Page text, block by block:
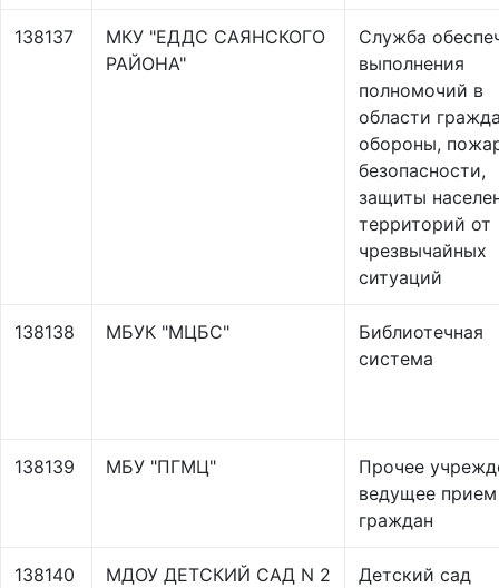
138137
МКУ "ЕДДС САЯНСКОГО
РАЙОНА"
Служба
выполнения
полномочий в
области
обороны,
безопасности,
защиты
территорий от
чрезвычайных
ситуаций
138138 МБУК "МЦБС"
Библиотечная
система
138139 МБУ "ПГМЦ"
Прочее
ведущее прием
граждан
138140 МДОУ ДЕТСКИЙ САД N 2
Детский сад